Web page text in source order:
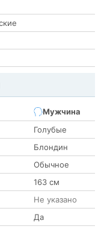
Мужчина
Голубые
Блондин
Обычное
163 см
Не указано
Да